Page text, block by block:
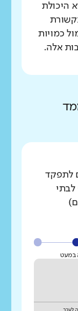
היכולת
כמויות
אלה.
לתפקד
לבתי
במעט